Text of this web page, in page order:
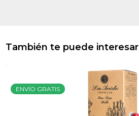
También te puede interesar
ENVÍO GRATIS